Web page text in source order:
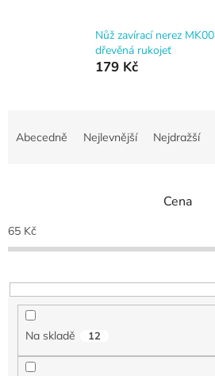
Nůž zavírací nerez
dřevěná rukojeť
179 Kč
p
r
o
u
Abecedně Nejlevnější Nejdražší
Cena
65 Kč
Na skladě 12